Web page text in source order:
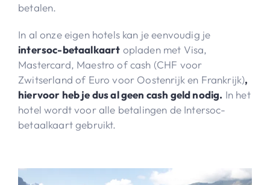
betalen.
In al onze eigen hotels kan je eenvoudig je
intersoc-betaalkaart opladen met Visa,
Mastercard, Maestro of cash (CHF voor
Zwitserland of Euro voor Oostenrijk en Frankrijk),
hiervoor heb je dus al geen cash geld nodig. In het
hotel wordt voor alle betalingen de Intersoc-
betaalkaart gebruikt.